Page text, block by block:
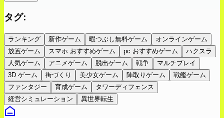
タグ:
ランキング 新作ゲーム 暇つぶし無料ゲーム
オンラインゲーム
放置ゲーム
スマホ おすすめゲーム pc おすすめゲーム
ハクスラ
人気ゲーム
アニメゲーム 脱出ゲーム 戦争
マルチプレイ
3D ゲーム
街づくり 美少女ゲーム 陣取りゲーム
戦艦ゲーム
ファンタジー
育成ゲーム
タワーディフェンス
経営シミュレーション
異世界転生